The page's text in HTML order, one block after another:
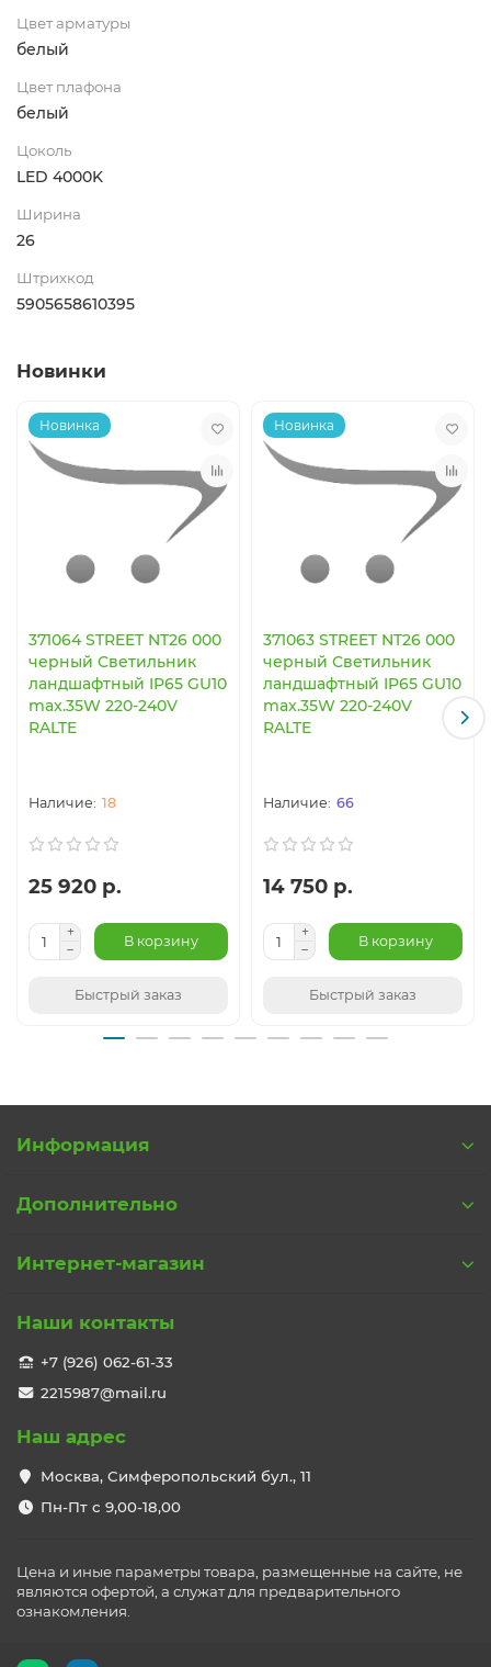
Цвет арматуры
белый
Цвет плафона
белый
Цоколь
LED 4000K
Ширина
26
Штрихкод
5905658610395
Новинки
Новинка
371064 STREET NT26 000
черный Светильник
ландшафтный IP65 GU10
max.35W 220-240V
RALTE
18
25 920 р.
В корзину
Быстрый заказ
Новинка
371063 STREET NT26 000
черный Светильник
ландшафтный IP65 GU10
max.35W 220-240V
RALTE
66
14 750 р.
В корзину
Быстрый заказ
Информация
Дополнительно
Интернет-магазин
Наши контакты
+7 (926) 062-61-33
2215987@mail.ru
Наш адрес
Москва, Симферопольский бул., 11
Пн-Пт с 9,00-18,00
Цена и иные параметры товара, размещенные на сайте, не
являются офертой, а служат для предварительного
ознакомления.